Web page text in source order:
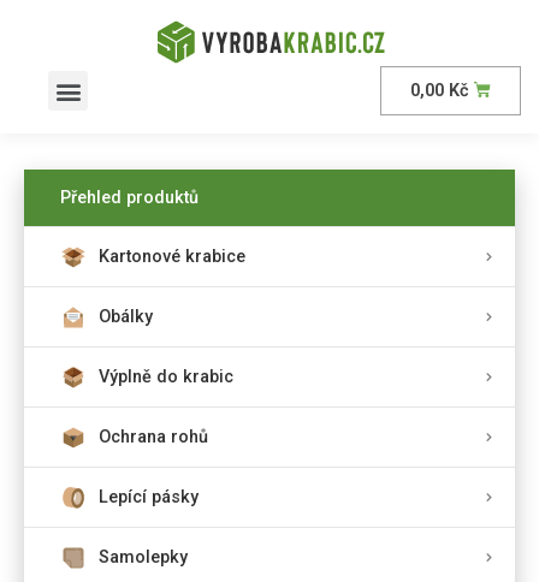
0,00 Kč
Přehled produktů
Kartonové krabice
Obálky
Výplně do krabic
Ochrana rohů
Lepící pásky
Samolepky